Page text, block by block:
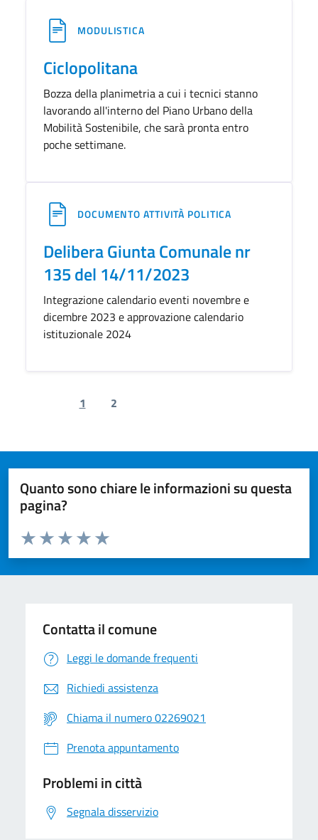
MODULISTICA
Ciclopolitana
Bozza della planimetria a cui i tecnici stanno
lavorando all'interno del Piano Urbano della
Mobilità Sostenibile, che sarà pronta entro
poche settimane.
DOCUMENTO ATTIVITÀ POLITICA
Delibera Giunta Comunale nr
135 del 14/11/2023
Integrazione calendario eventi novembre e
dicembre 2023 e approvazione calendario
istituzionale 2024
Previous page
1 2
Quanto sono chiare le informazioni su questa
pagina?
Valuta da 1 a 5 stelle la pagina
Valuta 5 stelle su 5
Valuta 4 stelle su 5
Valuta 3 stelle su 5
Valuta 2 stelle su 5
Valuta 1 stelle su 5
Contatta il comune
Leggi le domande frequenti
Richiedi assistenza
Chiama il numero 02269021
Prenota appuntamento
Problemi in città
Segnala disservizio